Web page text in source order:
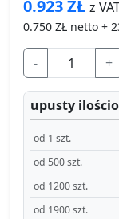
0.923ZŁ z
0.750 ZŁ netto +
- +
upusty
od 1 szt.
od 500 szt.
od 1200 szt.
od 1900 szt.